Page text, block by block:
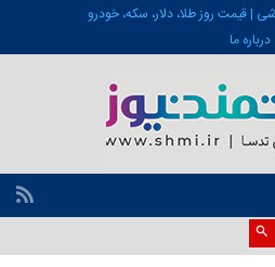
| قیمت روز طلا، دلار، سکه، خودرو
درباره ما